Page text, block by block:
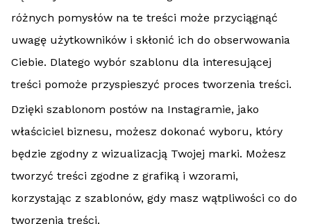
różnych pomysłów na te treści może przyciągnąć
uwagę użytkowników i skłonić ich do obserwowania
Ciebie. Dlatego wybór szablonu dla interesującej
treści pomoże przyspieszyć proces tworzenia treści.
Dzięki szablonom postów na Instagramie, jako
właściciel biznesu, możesz dokonać wyboru, który
będzie zgodny z wizualizacją Twojej marki. Możesz
tworzyć treści zgodne z grafiką i wzorami,
korzystając z szablonów, gdy masz wątpliwości co do
tworzenia treści.